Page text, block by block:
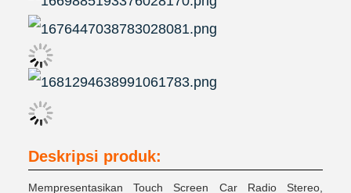
Deskripsi produk:
Mempresentasikan Touch Screen Car Radio Stereo,